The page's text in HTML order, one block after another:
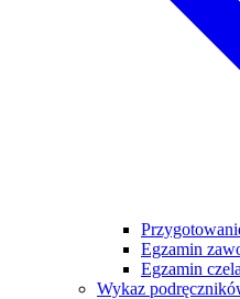
Egzamin
Egzamin
Wykaz